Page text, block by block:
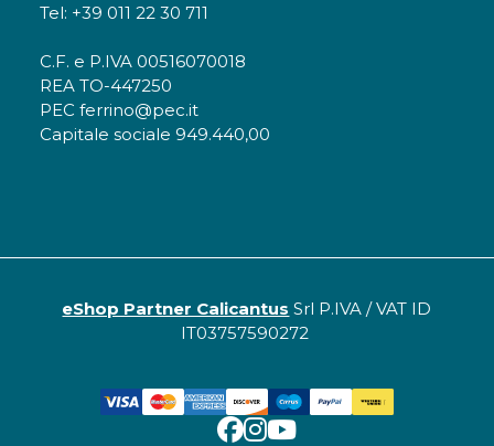
Tel: +39 011 22 30 711
C.F. e P.IVA 00516070018
REA TO-447250
PEC ferrino@pec.it
Capitale sociale 949.440,00
eShop Partner Calicantus Srl P.IVA / VAT ID
IT03757590272